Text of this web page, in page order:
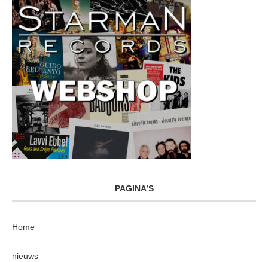
PAGINA’S
Home
nieuws